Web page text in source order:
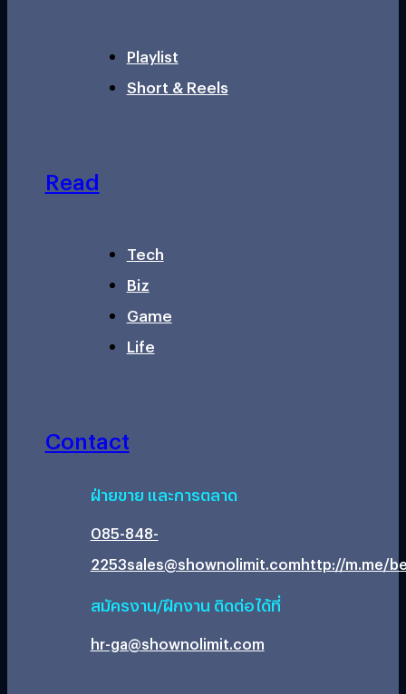
Playlist
Short & Reels
Read
Tech
Biz
Game
Life
Contact
ฝ่ายขาย และการตลาด
085-848-
2253sales@shownolimit.comhttp://m.me/
สมัครงาน/ฝึกงาน ติดต่อได้ที่
hr-ga@shownolimit.com